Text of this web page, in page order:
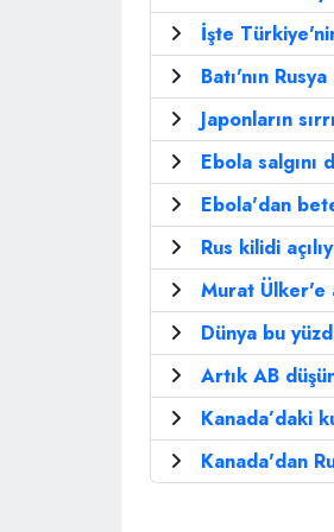
İşte
Batı'nın
Japonların
Ebola salgını
Ebola'dan
Rus kilidi
Murat Ülker'e
Dünya bu
Artık AB
Kanada’daki
Kanada'dan